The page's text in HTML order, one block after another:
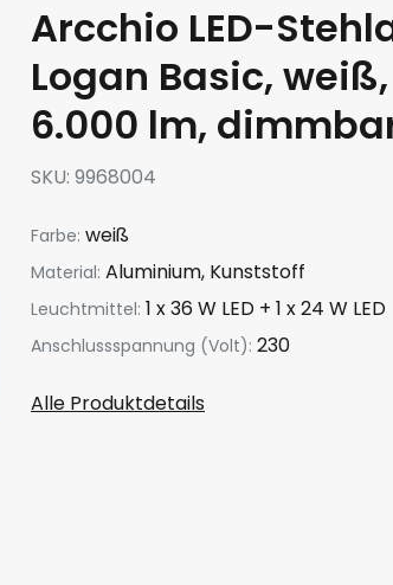
Arcchio LED-
Logan Basic, weiß,
6.000 lm,
SKU 9968004
Farbe: weiß
Material: Aluminium, Kunststoff
Leuchtmittel: 1 x 36 W LED + 1 x 24 W LED
Anschlussspannung (Volt): 230
Alle Produktdetails